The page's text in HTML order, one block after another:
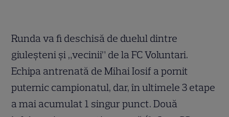
Runda va fi deschisă de duelul dintre
giuleşteni şi „vecinii” de la FC Voluntari.
Echipa antrenată de Mihai Iosif a pornit
puternic campionatul, dar, în ultimele 3 etape
a mai acumulat 1 singur punct. Două